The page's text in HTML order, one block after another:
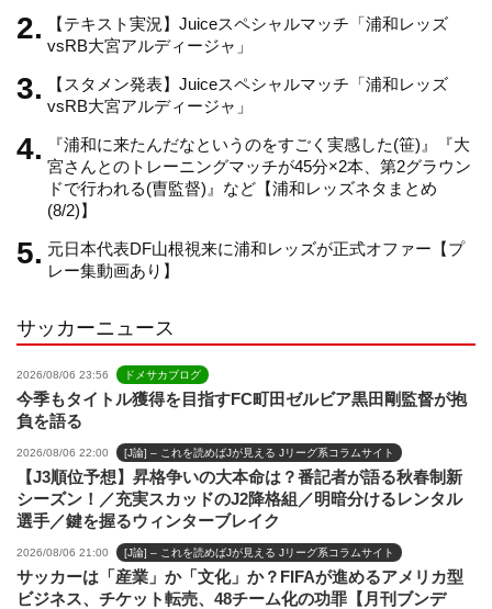
a
n
【テキスト実況】Juiceスペシャルマッチ「浦和レッズ
vsRB大宮アルディージャ」
【スタメン発表】Juiceスペシャルマッチ「浦和レッズ
vsRB大宮アルディージャ」
『浦和に来たんだなというのをすごく実感した(笹)』『大
宮さんとのトレーニングマッチが45分×2本、第2グラウン
ドで行われる(曺監督)』など【浦和レッズネタまとめ
(8/2)】
元日本代表DF山根視来に浦和レッズが正式オファー【プ
レー集動画あり】
サッカーニュース
2026/08/06 23:56 ドメサカブログ
今季もタイトル獲得を目指すFC町田ゼルビア黒田剛監督が抱
負を語る
2026/08/06 22:00 [J論] – これを読めばJが見える Jリーグ系コラムサイト
【J3順位予想】昇格争いの大本命は？番記者が語る秋春制新
シーズン！／充実スカッドのJ2降格組／明暗分けるレンタル
選手／鍵を握るウィンターブレイク
2026/08/06 21:00 [J論] – これを読めばJが見える Jリーグ系コラムサイト
サッカーは「産業」か「文化」か？FIFAが進めるアメリカ型
ビジネス、チケット転売、48チーム化の功罪【月刊ブンデ